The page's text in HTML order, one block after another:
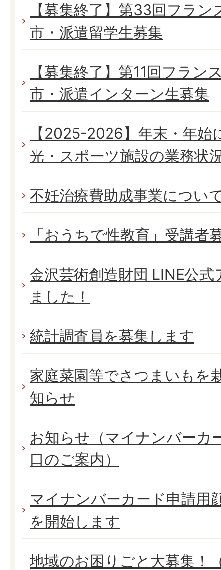
【募集終了】第33回フラ
市・派遣留学生募集
【募集終了】第11回フラン
市・派遣インターン生募集
【2025-2026】年末・年始
光・スポーツ施設の業務状
不妊治療費助成事業につい
「おうちで性教育」受講者
金沢芸術創造財団 LINE公
ました！
統計調査員を募集します
家庭菜園等でさつまいもを
知らせ
お知らせ（マイナンバーカ
口のご案内）
マイナンバーカード申請用
を開始します
地域のお困りごと大募集！